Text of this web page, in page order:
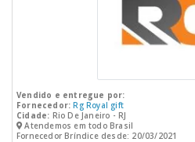
Vendido e entregue por:
Fornecedor: Rg Royal gift
Cidade: Rio De Janeiro - RJ
Atendemos em todo Brasil
Fornecedor Bríndice desde: 20/03/2021